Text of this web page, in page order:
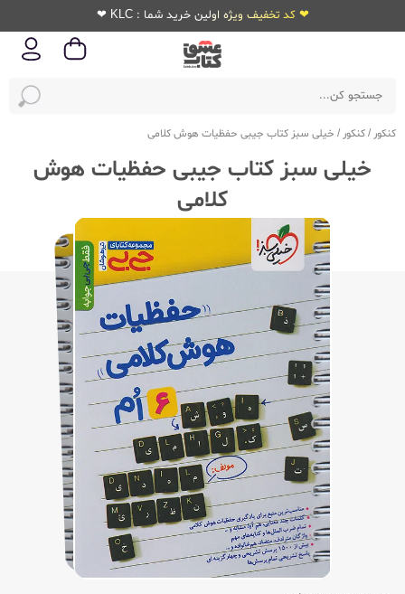
❤ کد تخفیف ویژه اولین خرید شما : KLC ❤
کنکور /کنکور / خیلی سبز کتاب جیبی حفظیات هوش کلامی
خیلی سبز کتاب جیبی حفظیات هوش
کلامی